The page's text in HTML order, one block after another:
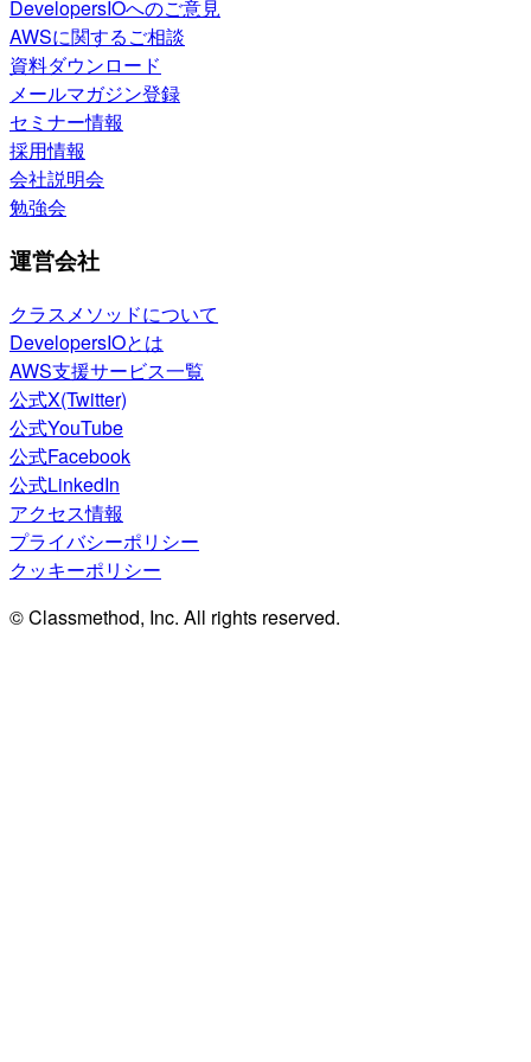
DevelopersIOへのご意見
AWSに関するご相談
資料ダウンロード
メールマガジン登録
セミナー情報
採用情報
会社説明会
勉強会
運営会社
クラスメソッドについて
DevelopersIOとは
AWS支援サービス一覧
公式X(Twitter)
公式YouTube
公式Facebook
公式LinkedIn
アクセス情報
プライバシーポリシー
クッキーポリシー
© Classmethod, Inc. All rights reserved.